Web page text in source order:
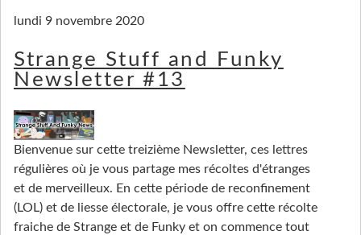
lundi 9 novembre 2020
Strange Stuff and Funky
Newsletter #13
Bienvenue sur cette treizième Newsletter, ces lettres
régulières où je vous partage mes récoltes d'étranges
et de merveilleux. En cette période de reconfinement
(LOL) et de liesse électorale, je vous offre cette récolte
fraiche de Strange et de Funky et on commence tout